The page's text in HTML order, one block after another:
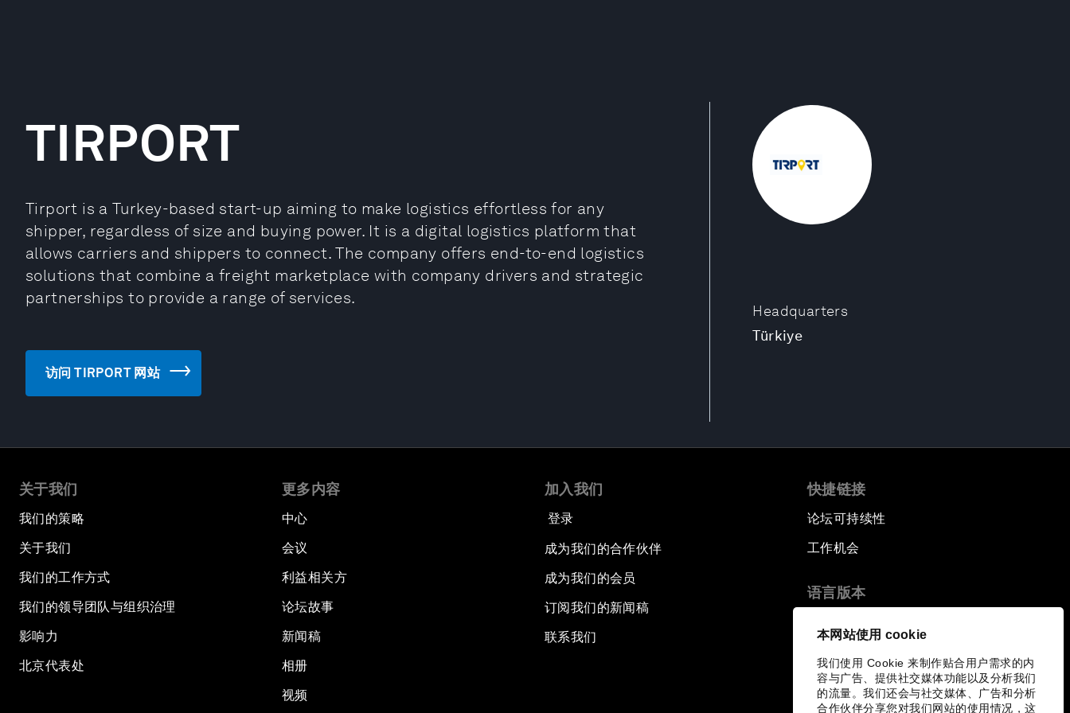
本网站使用 cookie
我们使用 Cookie 来制作贴合用户需求的内
容与广告、提供社交媒体功能以及分析我们
的流量。我们还会与社交媒体、广告和分析
合作伙伴分享您对我们网站的使用情况，这
Headquarters
Türkiye
TIRPORT
Tirport is a Turkey-based start-up aiming to make logistics effortless for any
shipper, regardless of size and buying power. It is a digital logistics platform that
allows carriers and shippers to connect. The company offers end-to-end logistics
solutions that combine a freight marketplace with company drivers and strategic
partnerships to provide a range of services.
访问 TIRPORT 网站
关于我们
我们的策略
关于我们
我们的工作方式
我们的领导团队与组织治理
影响力
北京代表处
更多内容
中心
会议
利益相关方
论坛故事
新闻稿
相册
视频
加入我们
登录
成为我们的合作伙伴
成为我们的会员
订阅我们的新闻稿
联系我们
快捷链接
论坛可持续性
工作机会
语言版本